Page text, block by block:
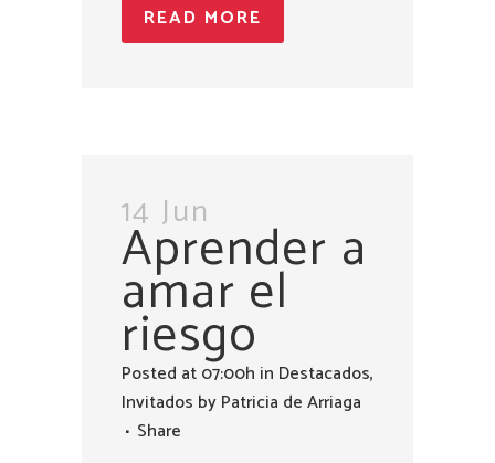
READ MORE
14 Jun
Aprender a
amar el
riesgo
Posted at 07:00h in Destacados,
Invitados byPatricia de Arriaga
Share